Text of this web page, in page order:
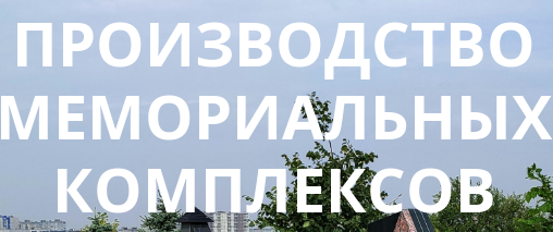
ПРОИЗВОДСТВО
МЕМОРИАЛЬНЫХ
КОМПЛЕКСОВ